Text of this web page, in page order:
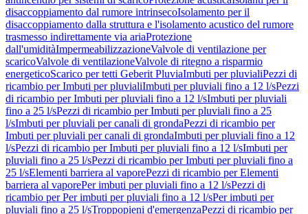
disaccoppiamento dal rumore intrinsecoIsolamento per il
disaccoppiamento dalla struttura e l'isolamento acustico del rumore
trasmesso indirettamente via ariaProtezione
dall'umiditàImpermeabilizzazioneValvole di ventilazione per
scaricoValvole di ventilazioneValvole di ritegno a risparmio
energeticoScarico per tetti Geberit PluviaImbuti per pluvialiPezzi di
ricambio per Imbuti per pluvialiImbuti per pluviali fino a 12 l/sPezzi
di ricambio per Imbuti per pluviali fino a 12 l/sImbuti per pluviali
fino a 25 l/sPezzi di ricambio per Imbuti per pluviali fino a 25
l/sImbuti per pluviali per canali di grondaPezzi di ricambio per
Imbuti per pluviali per canali di grondaImbuti per pluviali fino a 12
l/sPezzi di ricambio per Imbuti per pluviali fino a 12 l/sImbuti per
pluviali fino a 25 l/sPezzi di ricambio per Imbuti per pluviali fino a
25 l/sElementi barriera al vaporePezzi di ricambio per Elementi
barriera al vaporePer imbuti per pluviali fino a 12 l/sPezzi di
ricambio per Per imbuti per pluviali fino a 12 l/sPer imbuti per
pluviali fino a 25 l/sTroppopieni d'emergenzaPezzi di ricambio per